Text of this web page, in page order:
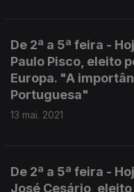
De 2ª a 5ª feira -
Paulo Pisco, eleito
Europa. "A
Portuguesa"
13 mai. 2021
De 2ª a 5ª feira -
José Cesário, eleito